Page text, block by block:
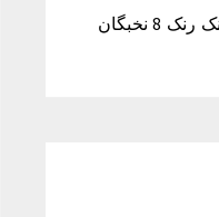
نخبگان